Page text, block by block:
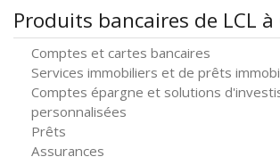
Produits bancaires de LCL
Comptes et cartes bancaires
Services immobiliers et de prêts
Comptes épargne et solutions
personnalisées
Prêts
Assurances